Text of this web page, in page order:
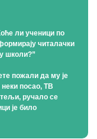
ли ученици по
читалачки
школи?”
пожали да му је
посао, ТВ
ручало се
је било